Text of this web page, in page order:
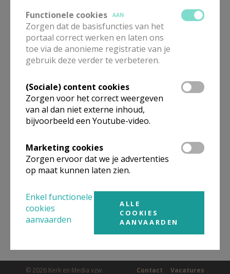
MIJN PAROCHIE
AANMELDEN OF REGISTREREN
in deze kerk, het adres van de kerk, alsook een lijst met
kerken in de buurt.
ALLE DETAILS TONEN
Omgeving
Niet gevonden wat je zocht? Hier vind je
links naar kerken, eventueel van andere
organisaties, in de buurt.
© 2026 Kerk en Media vzw Vacatures
Contact
Functionele cookies
AAN
Zorgen dat de basisfuncties van het
portaal correct werken en laten ons
toe via de anonieme registratie van je
gebruik deze verder te verbeteren.
(Sociale) content cookies
Zorgen voor het correct weergeven
van al dan niet externe inhoud,
bijvoorbeeld een Youtube-video.
Marketing cookies
Zorgen ervoor dat we je advertenties
op maat kunnen laten zien.
Enkel functionele
cookies
aanvaarden
ALLE
COOKIES
AANVAARDEN